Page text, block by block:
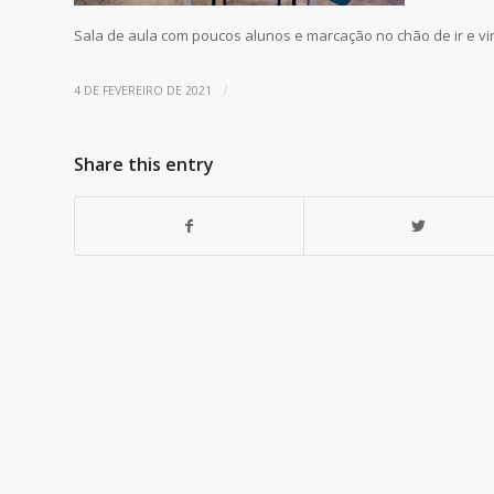
Sala de aula com poucos alunos e marcação no chão de ir e vir
4 DE FEVEREIRO DE 2021 /
Share this entry